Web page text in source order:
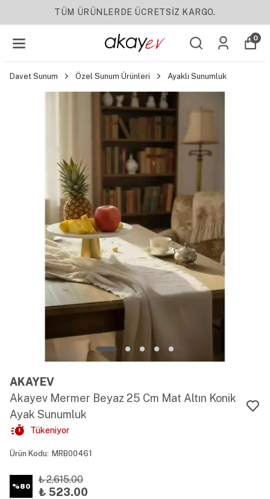
YENI SEZON ÜRÜNLER
0
Davet Sunum Özel Sunum Ürünleri Ayaklı Sunumluk
AKAYEV
Akayev Mermer Beyaz 25 Cm Mat Altın Konik
Ayak Sunumluk
Tükeniyor
Ürün Kodu: MRB00461
%80
₺ 2,615.00
₺ 523.00